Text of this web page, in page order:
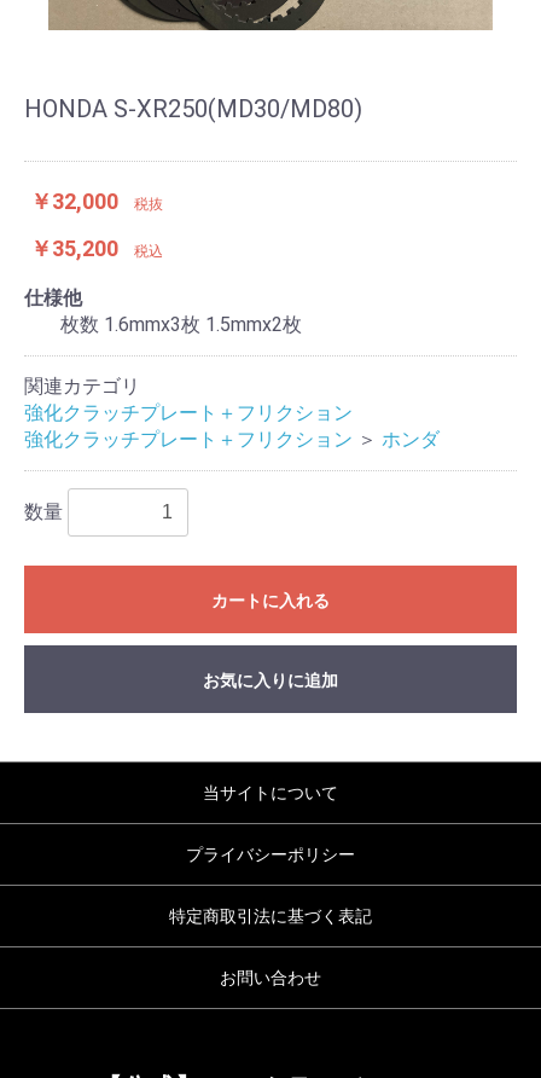
HONDA S-XR250(MD30/MD80)
￥32,000 税抜
￥35,200 税込
仕様他
枚数 1.6mmx3枚 1.5mmx2枚
関連カテゴリ
強化クラッチプレート＋フリクション
強化クラッチプレート＋フリクション ＞ ホンダ
数量
カートに入れる
お気に入りに追加
当サイトについて
プライバシーポリシー
特定商取引法に基づく表記
お問い合わせ